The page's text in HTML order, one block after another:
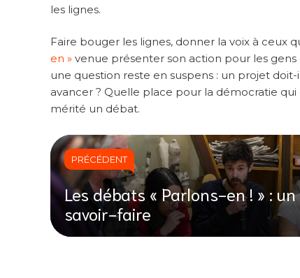
les lignes.
Faire bouger les lignes, donner la voix à ceux
en » venue présenter son action pour les
une question reste en suspens : un projet
avancer ? Quelle place pour la démocratie
mérité un débat.
PRÉCÉDENT
Les débats « Parlons-en ! » :
savoir-faire